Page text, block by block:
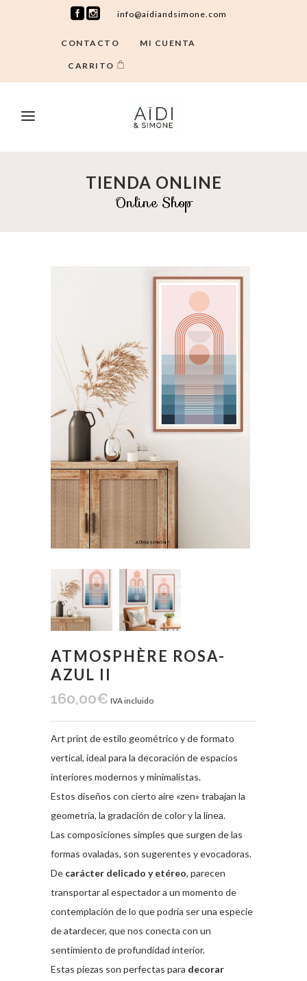
info@aidiandsimone.com
CONTACTO MI CUENTA
CARRITO
TIENDA ONLINE
Online Shop
ATMOSPHÈRE ROSA-
AZUL II
160,00€ IVA incluido
Art print de estilo geométrico y de formato
vertical, ideal para la decoración de espacios
interiores modernos y minimalistas.
Estos diseños con cierto aire «zen» trabajan la
geometría, la gradación de color y la línea.
Las composiciones simples que surgen de las
formas ovaladas, son sugerentes y evocadoras.
De carácter delicado y etéreo, parecen
transportar al espectador a un momento de
contemplación de lo que podría ser una especie
de atardecer, que nos conecta con un
sentimiento de profundidad interior.
Estas piezas son perfectas para decorar